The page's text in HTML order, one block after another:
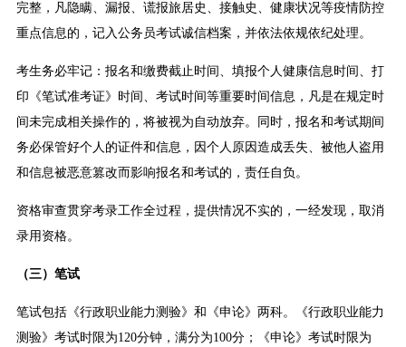
完整，凡隐瞒、漏报、谎报旅居史、接触史、健康状况等疫情防控
重点信息的，记入公务员考试诚信档案，并依法依规依纪处理。
考生务必牢记：报名和缴费截止时间、填报个人健康信息时间、打
印《笔试准考证》时间、考试时间等重要时间信息，凡是在规定时
间未完成相关操作的，将被视为自动放弃。同时，报名和考试期间
务必保管好个人的证件和信息，因个人原因造成丢失、被他人盗用
和信息被恶意篡改而影响报名和考试的，责任自负。
资格审查贯穿考录工作全过程，提供情况不实的，一经发现，取消
录用资格。
（三）笔试
笔试包括《行政职业能力测验》和《申论》两科。《行政职业能力
测验》考试时限为120分钟，满分为100分；《申论》考试时限为